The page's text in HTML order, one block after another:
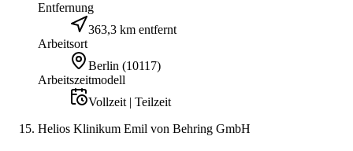
Entfernung
363,3 km entfernt
Arbeitsort
Berlin (10117)
Arbeitszeitmodell
Vollzeit | Teilzeit
Helios Klinikum Emil von Behring GmbH